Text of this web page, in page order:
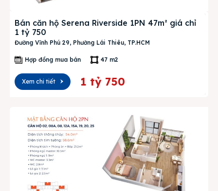
Bán căn hộ Serena Riverside 1PN 47m² giá chỉ
1 tỷ 750
Đường Vĩnh Phú 29, Phường Lái Thiêu, TP.HCM
Hợp đồng mua bán 47 m2
Xem chi tiết 1 tỷ 750